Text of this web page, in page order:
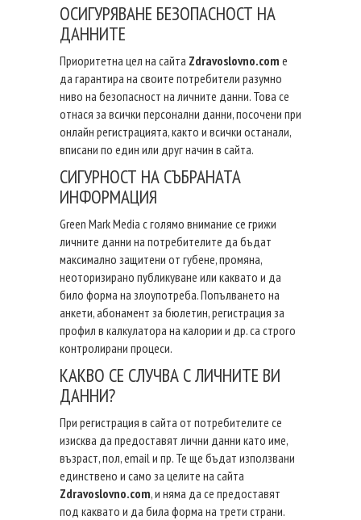
ОСИГУРЯВАНЕ БЕЗОПАСНОСТ НА
ДАННИТЕ
Приоритетна цел на сайта Zdravoslovno.com е
да гарантира на своите потребители разумно
ниво на безопасност на личните данни. Това се
отнася за всички персонални данни, посочени при
онлайн регистрацията, както и всички останали,
вписани по един или друг начин в сайта.
СИГУРНОСТ НА СЪБРАНАТА
ИНФОРМАЦИЯ
Green Mark Media с голямо внимание се грижи
личните данни на потребителите да бъдат
максимално защитени от губене, промяна,
неоторизирано публикуване или каквато и да
било форма на злоупотреба. Попълването на
анкети, абонамент за бюлетин, регистрация за
профил в калкулатора на калории и др. са строго
контролирани процеси.
КАКВО СЕ СЛУЧВА С ЛИЧНИТЕ ВИ
ДАННИ?
При регистрация в сайта от потребителите се
изисква да предоставят лични данни като име,
възраст, пол, email и пр. Те ще бъдат използвани
единствено и само за целите на сайта
Zdravoslovno.com, и няма да се предоставят
под каквато и да била форма на трети страни.